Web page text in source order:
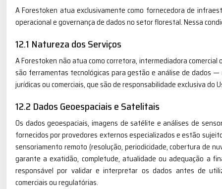
A Forestoken atua exclusivamente como fornecedora de
operacional e governança de dados no setor florestal. Nessa
12.1 Natureza dos Serviços
A Forestoken não atua como corretora, intermediadora comercial
são ferramentas tecnológicas para gestão e análise de dados
jurídicas ou comerciais, que são de responsabilidade exclusiva do
12.2 Dados Geoespaciais e Satelitais
Os dados geoespaciais, imagens de satélite e análises de
fornecidos por provedores externos especializados e estão
sensoriamento remoto (resolução, periodicidade, cobertura de
garante a exatidão, completude, atualidade ou adequação a
responsável por validar e interpretar os dados antes de
comerciais ou regulatórias.